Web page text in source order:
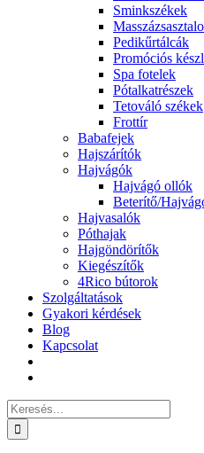
Sminkszékek
Pedikűrtálcák
Promóciós
Spa fotelek
Pótalkatrészek
Tetováló székek
Frottír
Babafejek
Hajszárítók
Hajvágók
Hajvágó ollók
Beterítő/
Hajvasalók
Póthajak
Hajgöndörítők
Kiegészítők
4Rico bútorok
Szolgáltatások
Gyakori kérdések
Blog
Kapcsolat
Keresés...